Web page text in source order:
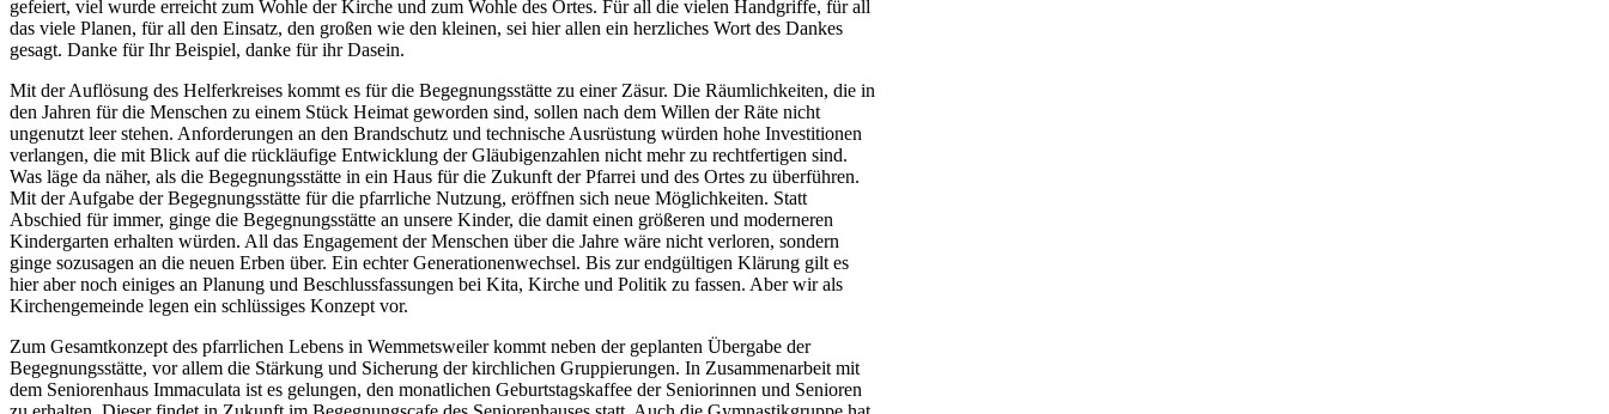
gefeiert, viel wurde erreicht zum Wohle der Kirche und zum Wohle des Ortes. Für all die vielen Handgriffe, für all
das viele Planen, für all den Einsatz, den großen wie den kleinen, sei hier allen ein herzliches Wort des Dankes
gesagt. Danke für Ihr Beispiel, danke für ihr Dasein.
Mit der Auflösung des Helferkreises kommt es für die Begegnungsstätte zu einer Zäsur. Die Räumlichkeiten, die in
den Jahren für die Menschen zu einem Stück Heimat geworden sind, sollen nach dem Willen der Räte nicht
ungenutzt leer stehen. Anforderungen an den Brandschutz und technische Ausrüstung würden hohe Investitionen
verlangen, die mit Blick auf die rückläufige Entwicklung der Gläubigenzahlen nicht mehr zu rechtfertigen sind.
Was läge da näher, als die Begegnungsstätte in ein Haus für die Zukunft der Pfarrei und des Ortes zu überführen.
Mit der Aufgabe der Begegnungsstätte für die pfarrliche Nutzung, eröffnen sich neue Möglichkeiten. Statt
Abschied für immer, ginge die Begegnungsstätte an unsere Kinder, die damit einen größeren und moderneren
Kindergarten erhalten würden. All das Engagement der Menschen über die Jahre wäre nicht verloren, sondern
ginge sozusagen an die neuen Erben über. Ein echter Generationenwechsel. Bis zur endgültigen Klärung gilt es
hier aber noch einiges an Planung und Beschlussfassungen bei Kita, Kirche und Politik zu fassen. Aber wir als
Kirchengemeinde legen ein schlüssiges Konzept vor.
Zum Gesamtkonzept des pfarrlichen Lebens in Wemmetsweiler kommt neben der geplanten Übergabe der
Begegnungsstätte, vor allem die Stärkung und Sicherung der kirchlichen Gruppierungen. In Zusammenarbeit mit
dem Seniorenhaus Immaculata ist es gelungen, den monatlichen Geburtstagskaffee der Seniorinnen und Senioren